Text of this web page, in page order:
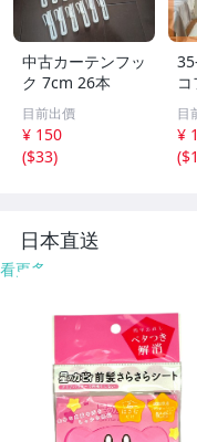
中古カーテンフッ
ク 7cm 26本
目前出價
¥ 150
($33)
＆
ー
ー
組
目
¥ 1
($1
日本直送
看更多